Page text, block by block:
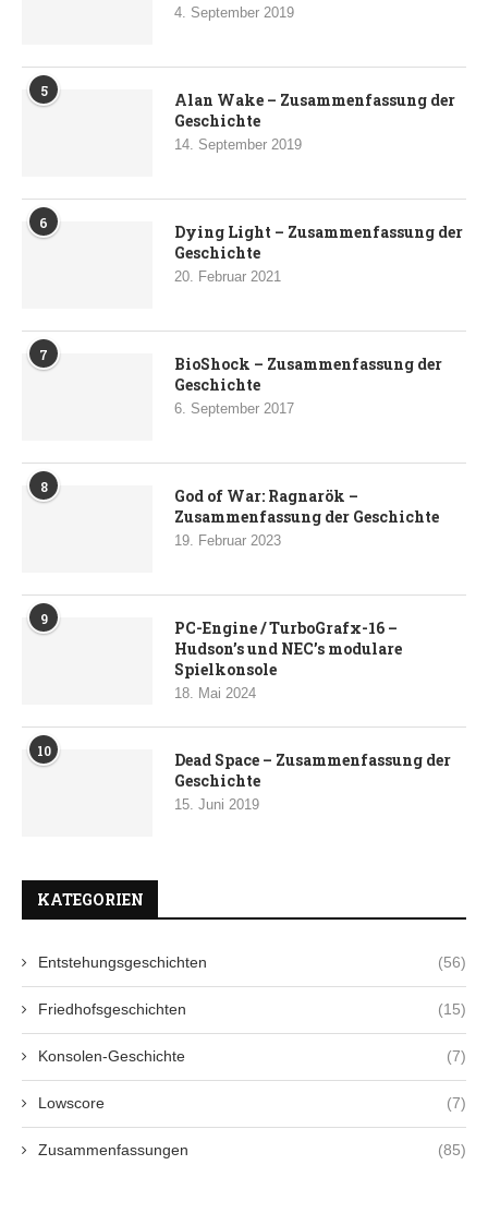
4. September 2019
5
Alan Wake – Zusammenfassung der
Geschichte
14. September 2019
6
Dying Light – Zusammenfassung der
Geschichte
20. Februar 2021
7
BioShock – Zusammenfassung der
Geschichte
6. September 2017
8
God of War: Ragnarök –
Zusammenfassung der Geschichte
19. Februar 2023
9
PC-Engine / TurboGrafx-16 –
Hudson’s und NEC’s modulare
Spielkonsole
18. Mai 2024
10
Dead Space – Zusammenfassung der
Geschichte
15. Juni 2019
KATEGORIEN
Entstehungsgeschichten (56)
Friedhofsgeschichten (15)
Konsolen-Geschichte (7)
Lowscore (7)
Zusammenfassungen (85)